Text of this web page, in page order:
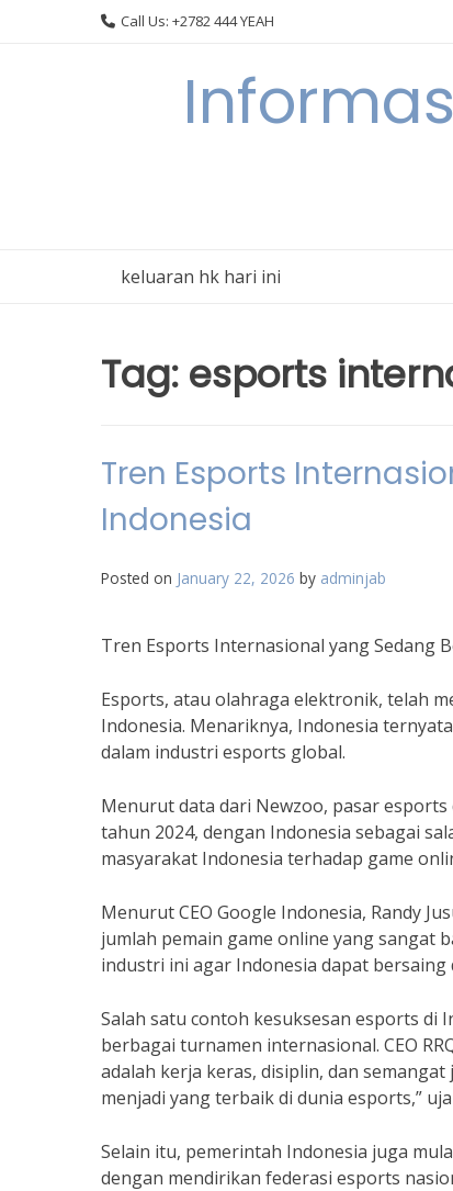
Call Us: +2782 444 YEAH
keluaran hk hari ini
Tag: esports
Tren Esports
Indonesia
Posted on January 22, 2026 by adminjab
Tren Esports Internasional yang Sedang
Esports, atau olahraga elektronik, telah
Indonesia. Menariknya, Indonesia
dalam industri esports global.
Menurut data dari Newzoo, pasar
tahun 2024, dengan Indonesia sebagai
masyarakat Indonesia terhadap game
Menurut CEO Google Indonesia, Randy
jumlah pemain game online yang sangat
industri ini agar Indonesia dapat
Salah satu contoh kesuksesan esports di
berbagai turnamen internasional. CEO
adalah kerja keras, disiplin, dan
menjadi yang terbaik di dunia esports,”
Selain itu, pemerintah Indonesia juga
dengan mendirikan federasi esports